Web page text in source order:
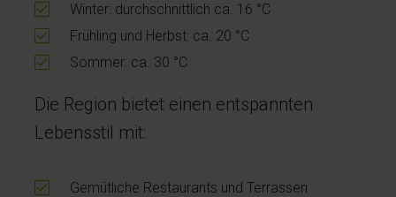
Winter: durchschnittlich ca. 16 °C
Frühling und Herbst: ca. 20 °C
Sommer: ca. 30 °C
Die Region bietet einen entspannten
Lebensstil mit:
Gemütliche Restaurants und Terrassen